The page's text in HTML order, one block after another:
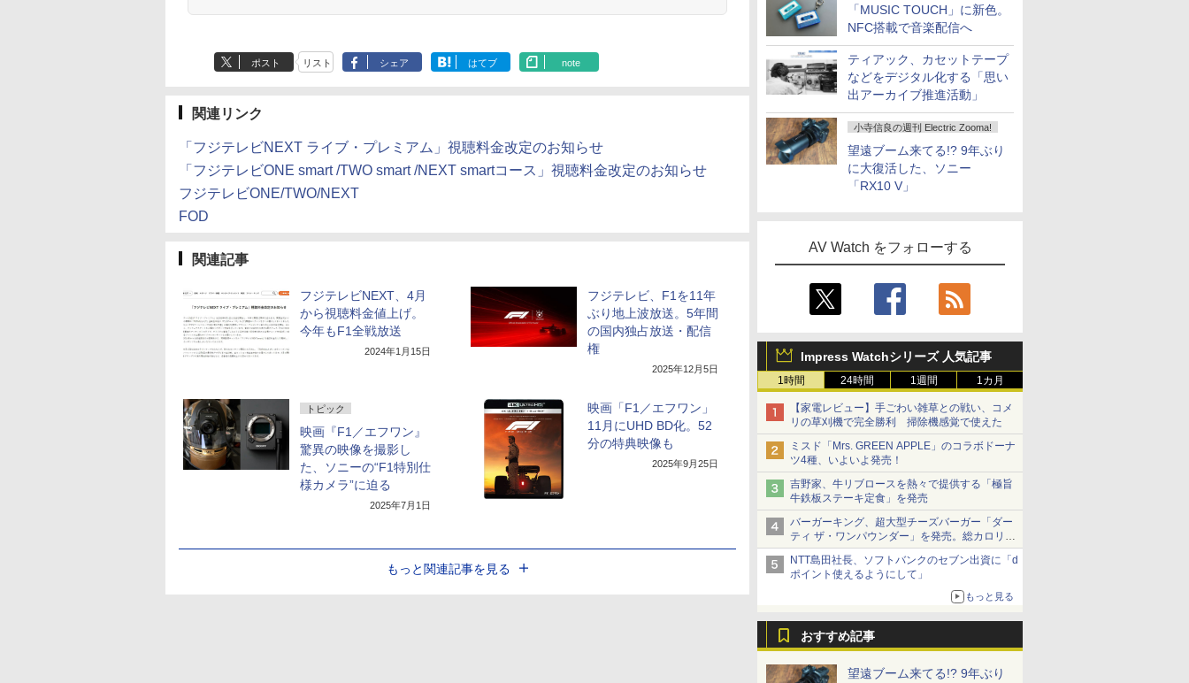
「MUSIC TOUCH」に新色。
NFC搭載で音楽配信へ
ティアック、カセットテープ
などをデジタル化する「思い
出アーカイブ推進活動」
小寺信良の週刊 Electric Zooma!
望遠ブーム来てる!? 9年ぶり
に大復活した、ソニー
「RX10 V」
AV Watch をフォローする
Impress Watchシリーズ 人気記事
1時間 24時間 1週間 1カ月
【家電レビュー】手ごわい雑草との戦い、コメ
リの草刈機で完全勝利 掃除機感覚で使えた
ミスド「Mrs. GREEN APPLE」のコラボドーナ
ツ4種、いよいよ発売！
吉野家、牛リブロースを熱々で提供する「極旨
牛鉄板ステーキ定食」を発売
バーガーキング、超大型チーズバーガー「ダー
ティ ザ・ワンパウンダー」を発売。総カロリー
約1656kcal、総重量約527g！
NTT島田社長、ソフトバンクのセブン出資に「d
ポイント使えるようにして」
もっと見る
おすすめ記事
望遠ブーム来てる!? 9年ぶり
ポスト リスト シェア はてブ note
関連リンク
「フジテレビNEXT ライブ・プレミアム」視聴料金改定のお知らせ
「フジテレビONE smart /TWO smart /NEXT smartコース」視聴料金改定のお知らせ
フジテレビONE/TWO/NEXT
FOD
関連記事
フジテレビNEXT、4月
から視聴料金値上げ。
今年もF1全戦放送
2024年1月15日
フジテレビ、F1を11年
ぶり地上波放送。5年間
の国内独占放送・配信
権
2025年12月5日
トピック
映画『F1／エフワン』
驚異の映像を撮影し
た、ソニーの“F1特別仕
様カメラ”に迫る
2025年7月1日
映画「F1／エフワン」
11月にUHD BD化。52
分の特典映像も
2025年9月25日
もっと関連記事を見る